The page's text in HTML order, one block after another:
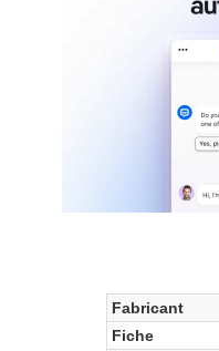
Fabricant
Fiche